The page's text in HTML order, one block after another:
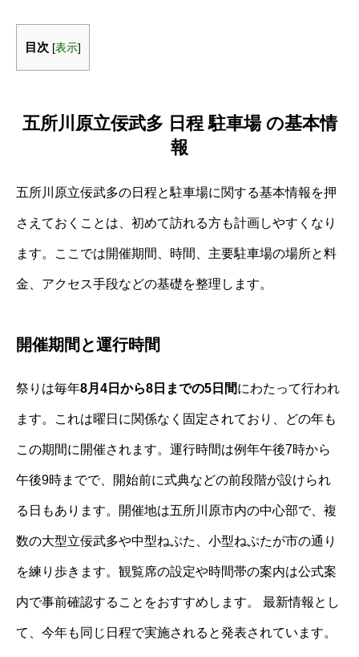
目次 [表示]
五所川原立佞武多 日程 駐車場 の基本情
報
五所川原立佞武多の日程と駐車場に関する基本情報を押
さえておくことは、初めて訪れる方も計画しやすくなり
ます。ここでは開催期間、時間、主要駐車場の場所と料
金、アクセス手段などの基礎を整理します。
開催期間と運行時間
祭りは毎年8月4日から8日までの5日間にわたって行われ
ます。これは曜日に関係なく固定されており、どの年も
この期間に開催されます。運行時間は例年午後7時から
午後9時までで、開始前に式典などの前段階が設けられ
る日もあります。開催地は五所川原市内の中心部で、複
数の大型立佞武多や中型ねぷた、小型ねぷたが市の通り
を練り歩きます。観覧席の設定や時間帯の案内は公式案
内で事前確認することをおすすめします。 最新情報とし
て、今年も同じ日程で実施されると発表されています。